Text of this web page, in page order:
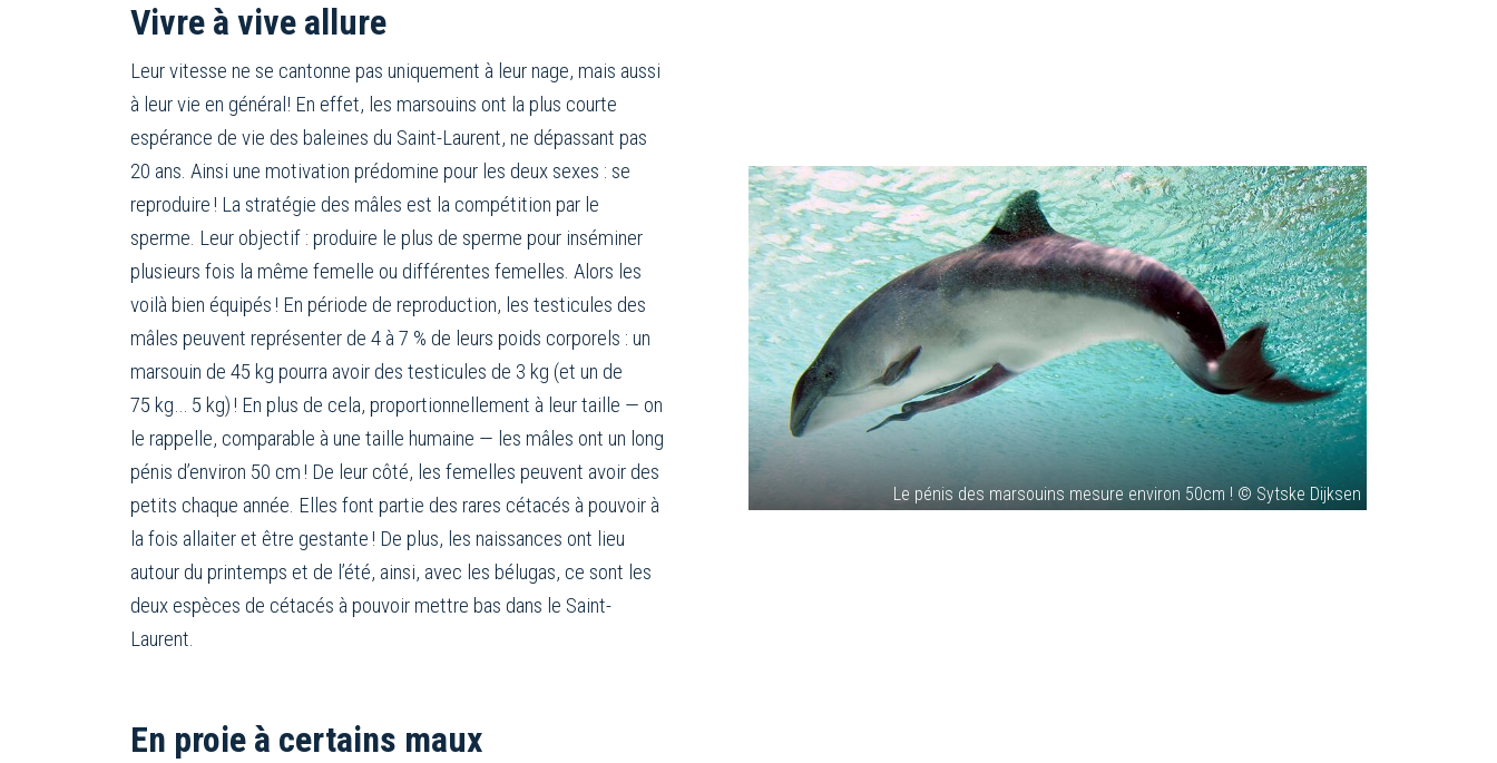
Vivre à vive allure
Leur vitesse ne se cantonne pas uniquement à leur nage, mais aussi
à leur vie en général! En effet, les marsouins ont la plus courte
espérance de vie des baleines du Saint-Laurent, ne dépassant pas
20 ans. Ainsi une motivation prédomine pour les deux sexes : se
reproduire ! La stratégie des mâles est la compétition par le
sperme. Leur objectif : produire le plus de sperme pour inséminer
plusieurs fois la même femelle ou différentes femelles. Alors les
voilà bien équipés ! En période de reproduction, les testicules des
mâles peuvent représenter de 4 à 7 % de leurs poids corporels : un
marsouin de 45 kg pourra avoir des testicules de 3 kg (et un de
75 kg… 5 kg) ! En plus de cela, proportionnellement à leur taille — on
le rappelle, comparable à une taille humaine — les mâles ont un long
pénis d’environ 50 cm ! De leur côté, les femelles peuvent avoir des
petits chaque année. Elles font partie des rares cétacés à pouvoir à
la fois allaiter et être gestante ! De plus, les naissances ont lieu
autour du printemps et de l’été, ainsi, avec les bélugas, ce sont les
deux espèces de cétacés à pouvoir mettre bas dans le Saint-
Laurent.
Le pénis des marsouins mesure environ 50cm ! © Sytske Dijksen
En proie à certains maux